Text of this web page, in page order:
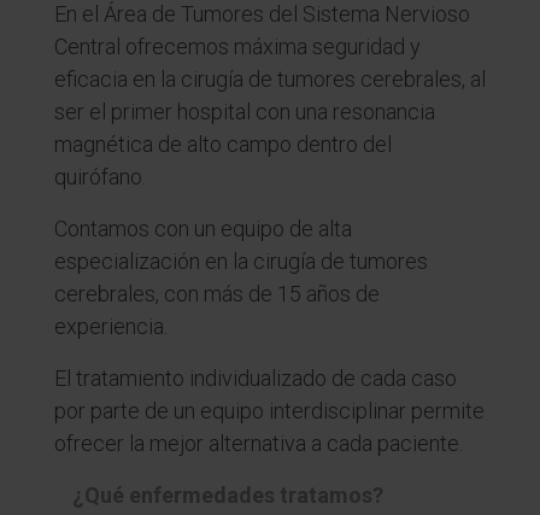
En el Área de Tumores del Sistema Nervioso
Central ofrecemos máxima seguridad y
eficacia en la cirugía de tumores cerebrales, al
ser el primer hospital con una resonancia
magnética de alto campo dentro del
quirófano.
Contamos con un equipo de alta
especialización en la cirugía de tumores
cerebrales, con más de 15 años de
experiencia.
El tratamiento individualizado de cada caso
por parte de un equipo interdisciplinar permite
ofrecer la mejor alternativa a cada paciente.
¿Qué enfermedades tratamos?